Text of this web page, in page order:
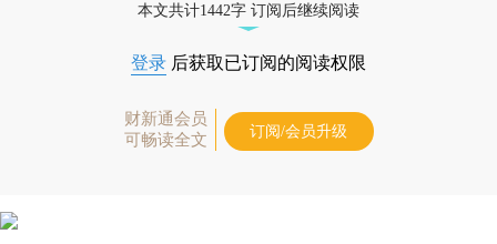
本文共计1442字 订阅后继续阅读
登录 后获取已订阅的阅读权限
财新通会员
可畅读全文
订阅/会员升级